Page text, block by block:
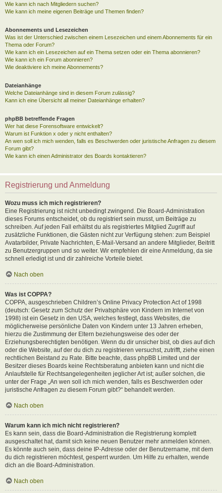
Wie kann ich nach Mitgliedern suchen?
Wie kann ich meine eigenen Beiträge und Themen finden?
Abonnements und Lesezeichen
Was ist der Unterschied zwischen einem Lesezeichen und einem Abonnements für ein
Thema oder Forum?
Wie kann ich ein Lesezeichen auf ein Thema setzen oder ein Thema abonnieren?
Wie kann ich ein Forum abonnieren?
Wie deaktiviere ich meine Abonnements?
Dateianhänge
Welche Dateianhänge sind in diesem Forum zulässig?
Kann ich eine Übersicht all meiner Dateianhänge erhalten?
phpBB betreffende Fragen
Wer hat diese Forensoftware entwickelt?
Warum ist Funktion x oder y nicht enthalten?
An wen soll ich mich wenden, falls es Beschwerden oder juristische Anfragen zu diesem
Forum gibt?
Wie kann ich einen Administrator des Boards kontaktieren?
Registrierung und Anmeldung
Wozu muss ich mich registrieren?
Eine Registrierung ist nicht unbedingt zwingend. Die Board-Administration
dieses Forums entscheidet, ob du registriert sein musst, um Beiträge zu
schreiben. Auf jeden Fall erhältst du als registriertes Mitglied Zugriff auf
zusätzliche Funktionen, die Gästen nicht zur Verfügung stehen: zum Beispiel
Avatarbilder, Private Nachrichten, E-Mail-Versand an andere Mitglieder, Beitritt
zu Benutzergruppen und so weiter. Wir empfehlen dir eine Anmeldung, da sie
schnell erledigt ist und dir zahlreiche Vorteile bietet.
Nach oben
Was ist COPPA?
COPPA, ausgeschrieben Children’s Online Privacy Protection Act of 1998
(deutsch: Gesetz zum Schutz der Privatsphäre von Kindern im Internet von
1998) ist ein Gesetz in den USA, welches festlegt, dass Websites, die
möglicherweise persönliche Daten von Kindern unter 13 Jahren erheben,
hierzu die Zustimmung der Eltern beziehungsweise des oder der
Erziehungsberechtigten benötigen. Wenn du dir unsicher bist, ob dies auf dich
oder die Website, auf der du dich zu registrieren versuchst, zutrifft, ziehe einen
rechtlichen Beistand zu Rate. Bitte beachte, dass phpBB Limited und der
Besitzer dieses Boards keine Rechtsberatung anbieten kann und nicht die
Anlaufstelle für Rechtsangelegenheiten jeglicher Art ist; außer solchen, die
unter der Frage „An wen soll ich mich wenden, falls es Beschwerden oder
juristische Anfragen zu diesem Forum gibt?“ behandelt werden.
Nach oben
Warum kann ich mich nicht registrieren?
Es kann sein, dass die Board-Administration die Registrierung komplett
ausgeschaltet hat, damit sich keine neuen Benutzer mehr anmelden können.
Es könnte auch sein, dass deine IP-Adresse oder der Benutzername, mit dem
du dich registrieren möchtest, gesperrt wurden. Um Hilfe zu erhalten, wende
dich an die Board-Administration.
Nach oben